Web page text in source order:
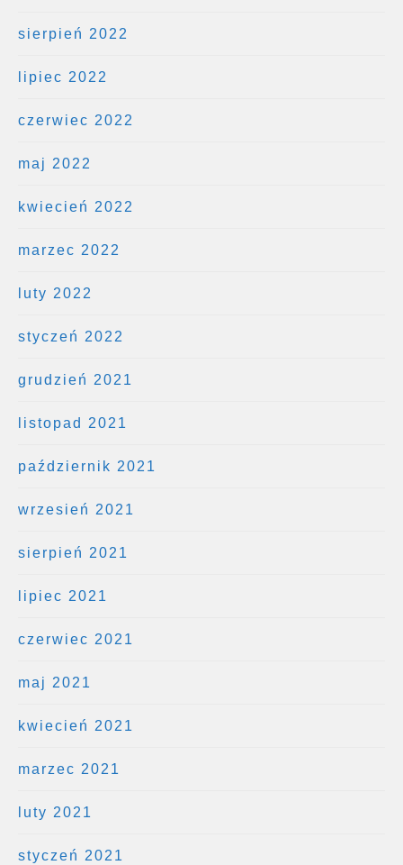
sierpień 2022
lipiec 2022
czerwiec 2022
maj 2022
kwiecień 2022
marzec 2022
luty 2022
styczeń 2022
grudzień 2021
listopad 2021
październik 2021
wrzesień 2021
sierpień 2021
lipiec 2021
czerwiec 2021
maj 2021
kwiecień 2021
marzec 2021
luty 2021
styczeń 2021